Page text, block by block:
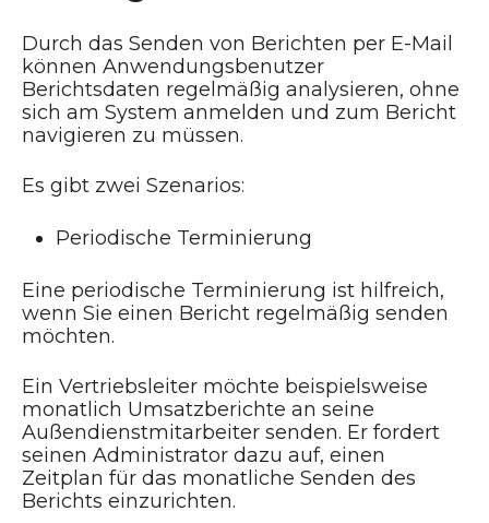
Durch das Senden von Berichten per E-Mail
können Anwendungsbenutzer
Berichtsdaten regelmäßig analysieren, ohne
sich am System anmelden und zum Bericht
navigieren zu müssen.
Es gibt zwei Szenarios:
Periodische Terminierung
Eine periodische Terminierung ist hilfreich,
wenn Sie einen Bericht regelmäßig senden
möchten.
Ein Vertriebsleiter möchte beispielsweise
monatlich Umsatzberichte an seine
Außendienstmitarbeiter senden. Er fordert
seinen Administrator dazu auf, einen
Zeitplan für das monatliche Senden des
Berichts einzurichten.